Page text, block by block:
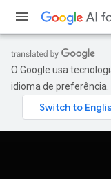
O Google usa
idioma de preferência.